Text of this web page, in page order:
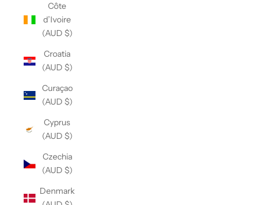
Côte
d’Ivoire
(AUD $)
Croatia
(AUD $)
Curaçao
(AUD $)
Cyprus
(AUD $)
Czechia
(AUD $)
Denmark